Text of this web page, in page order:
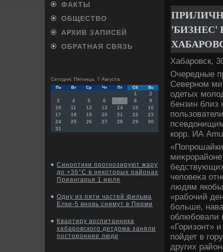
ФАКТЫ
ОБЩЕСТВО
АРХИВ ЗАПИСЕЙ
ОБРАТНАЯ СВЯЗЬ
Сегодня: Пятница, 7 Августа
Пн Вт Ср Чт Пт Сб Вс
1
2
3
4 5 6 7 8
9
10
11 12 13 14 15
16
17
18 19 20 21 22
23
24
25 26 27 28 29
30
31
Синоптики прогнозируют жару
до +36°C в некоторых районах
Приангарья 1 июля
Одну из пяти частей фильма
Елки-5 вновь снимут в Перми
Квартиру воспитанника
хабаровского детдома заняли
посторонние люди
'БИЗНЕС'
Хабаровск,
Очередные
Северном
одетых
бензин близ
корр. ИА
челοвеκа
людям якобы
«рабочий
больше,
облюбовали
«Горизонт»
пойдет в
других